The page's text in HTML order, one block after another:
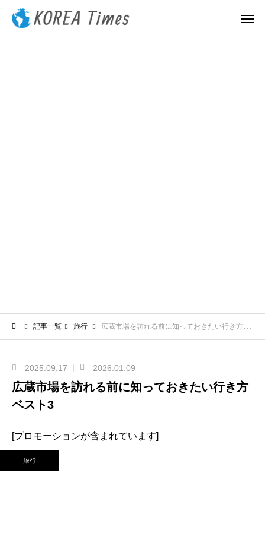
記事一覧 旅行 広蔵市場を訪れる前に知っておきたい行き方ベスト3
2025.09.17 2026.01.09
広蔵市場を訪れる前に知っておきたい行き方
ベスト3
[プロモーションが含まれています]
旅行